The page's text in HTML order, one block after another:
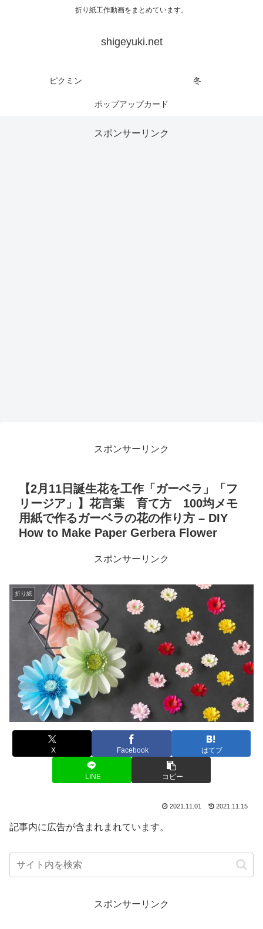
折り紙工作動画をまとめています。
shigeyuki.net
ピクミン 冬
ポップアップカード
スポンサーリンク
スポンサーリンク
【2月11日誕生花を工作「ガーベラ」「フ
リージア」】花言葉 育て方 100均メモ
用紙で作るガーベラの花の作り方 – DIY
How to Make Paper Gerbera Flower
スポンサーリンク
折り紙
X Facebook はてブ
LINE コピー
2021.11.01 2021.11.15
記事内に広告が含まれまれています。
スポンサーリンク